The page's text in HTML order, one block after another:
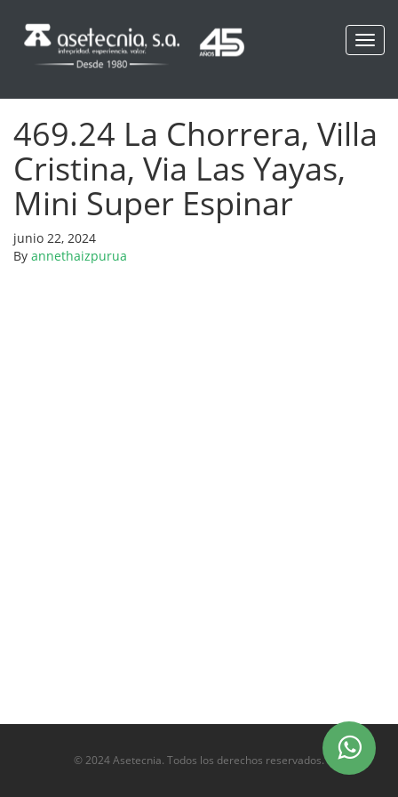
469.24 La Chorrera, Villa
Cristina, Via Las Yayas,
Mini Super Espinar
junio 22, 2024
By annethaizpurua
© 2024 Asetecnia. Todos los derechos reservados.